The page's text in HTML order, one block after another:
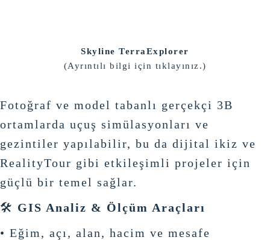
Skyline TerraExplorer
(Ayrıntılı bilgi için tıklayınız.)
Fotoğraf ve model tabanlı gerçekçi 3B
ortamlarda uçuş simülasyonları ve
gezintiler yapılabilir, bu da dijital ikiz ve
RealityTour gibi etkileşimli projeler için
güçlü bir temel sağlar.
🛠 GIS Analiz & Ölçüm Araçları
• Eğim, açı, alan, hacim ve mesafe